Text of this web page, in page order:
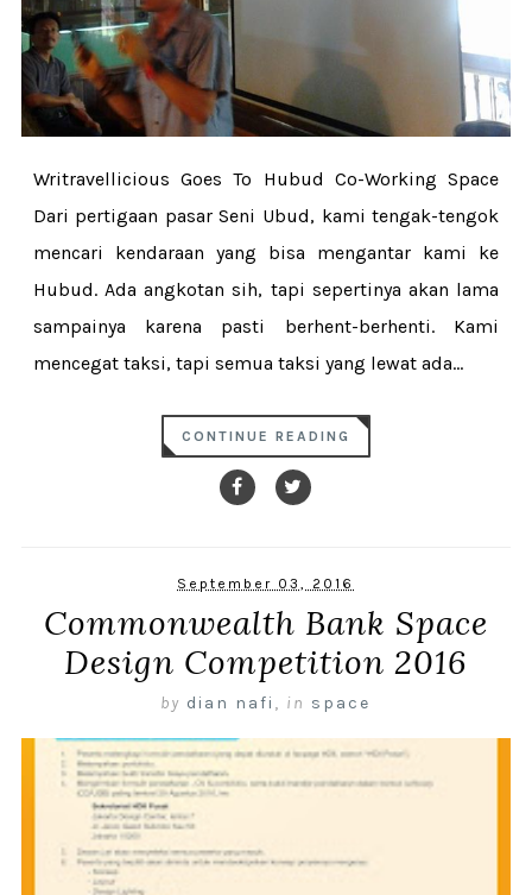
Writravellicious Goes To Hubud Co-Working Space
Dari pertigaan pasar Seni Ubud, kami tengak-tengok
mencari kendaraan yang bisa mengantar kami ke
Hubud. Ada angkotan sih, tapi sepertinya akan lama
sampainya karena pasti berhent-berhenti. Kami
mencegat taksi, tapi semua taksi yang lewat ada...
CONTINUE READING
September 03, 2016
Commonwealth Bank Space
Design Competition 2016
by dian nafi , in space